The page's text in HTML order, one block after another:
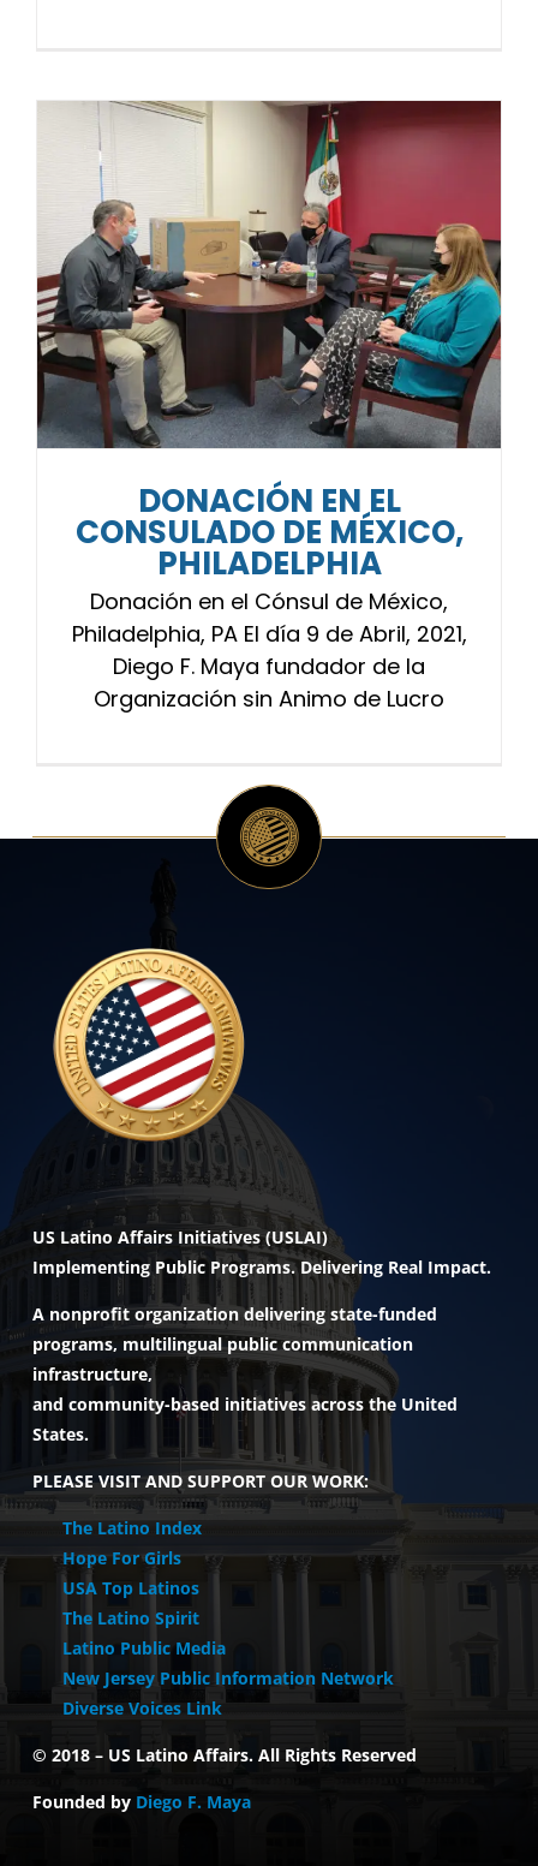
DONACIÓN EN EL
CONSULADO DE MÉXICO,
PHILADELPHIA
Donación en el Cónsul de México,
Philadelphia, PA El día 9 de Abril, 2021,
Diego F. Maya fundador de la
Organización sin Animo de Lucro
US Latino Affairs Initiatives (USLAI)
Implementing Public Programs. Delivering Real Impact.
A nonprofit organization delivering state-funded
programs, multilingual public communication
infrastructure,
and community-based initiatives across the United
States.
PLEASE VISIT AND SUPPORT OUR WORK:
The Latino Index
Hope For Girls
USA Top Latinos
The Latino Spirit
Latino Public Media
New Jersey Public Information Network
Diverse Voices Link
© 2018 – US Latino Affairs. All Rights Reserved
Founded by Diego F. Maya